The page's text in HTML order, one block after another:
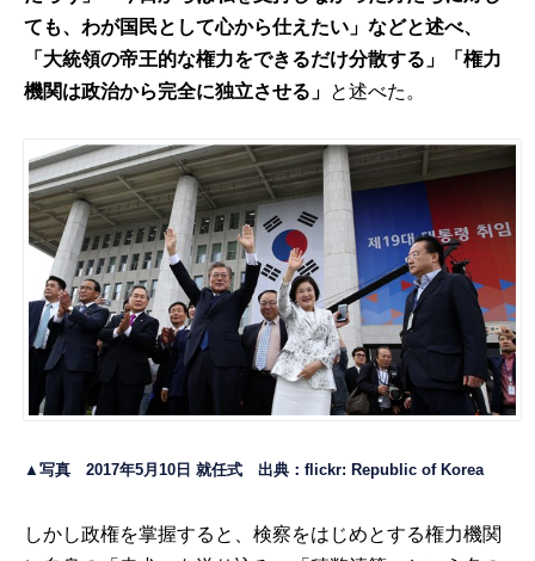
ても、わが国民として心から仕えたい」などと述べ、
「大統領の帝王的な権力をできるだけ分散する」「権力
機関は政治から完全に独立させる」 と述べた。
▲写真 2017年5月10日 就任式 出典：flickr: Republic of Korea
しかし政権を掌握すると、検察をはじめとする権力機関